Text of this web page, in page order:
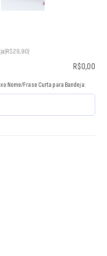
(R$29,90)
R$0,00
Nome/Frase Curta para Bandeja: